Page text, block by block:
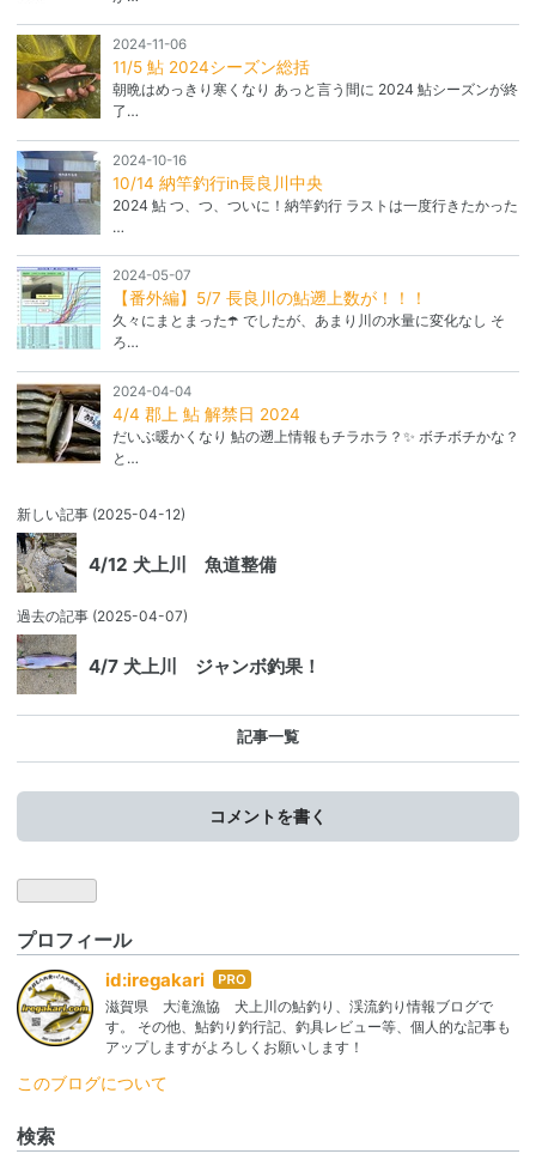
2024-11-06
11/5 鮎 2024シーズン総括
朝晩はめっきり寒くなり あっと言う間に 2024 鮎シーズンが終
了…
2024-10-16
10/14 納竿釣行in長良川中央
2024 鮎 つ、つ、ついに！納竿釣行 ラストは一度行きたかった
…
2024-05-07
【番外編】5/7 長良川の鮎遡上数が！！！
久々にまとまった☂️ でしたが、あまり川の水量に変化なし そ
ろ…
2024-04-04
4/4 郡上 鮎 解禁日 2024
だいぶ暖かくなり 鮎の遡上情報もチラホラ？✨ ボチボチかな？
と…
新しい記事 (2025-04-12)
4/12 犬上川 魚道整備
過去の記事 (2025-04-07)
4/7 犬上川 ジャンボ釣果！
記事一覧
コメントを書く
プロフィール
id:iregakari はて
なブ
ログ
Pro
滋賀県 大滝漁協 犬上川の鮎釣り、渓流釣り情報ブログで
す。 その他、鮎釣り釣行記、釣具レビュー等、個人的な記事も
アップしますがよろしくお願いします！
このブログについて
検索